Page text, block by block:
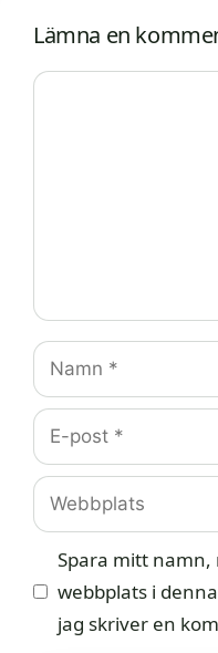
Lämna en
Kommentar
Namn
E-
post
Webbplats
Spara mitt namn,
webbplats i
jag skriver en